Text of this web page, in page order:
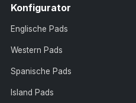
Konfigurator
Englische Pads
Western Pads
Spanische Pads
Island Pads